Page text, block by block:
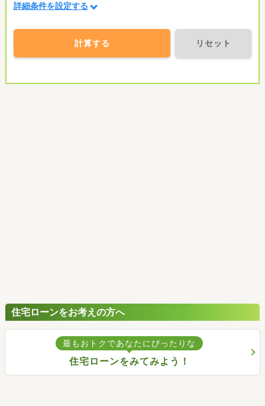
詳細条件を設定する
計算する リセット
住宅ローンをお考えの方へ
最もおトクであなたにぴったりな
住宅ローンをみてみよう！